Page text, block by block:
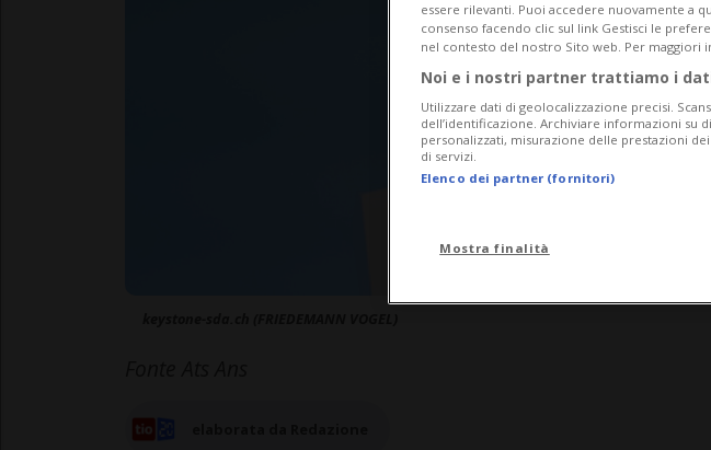
essere rilevanti. Puoi accedere nuovamente a
consenso facendo clic sul link Gestisci le
nel contesto del nostro Sito web. Per maggiori
Noi e i nostri partner trattiamo i
Utilizzare dati di geolocalizzazione precisi.
dell’identificazione. Archiviare informazioni su
personalizzati, misurazione delle prestazioni
di servizi.
Elenco dei partner (fornitori)
Mostra finalità